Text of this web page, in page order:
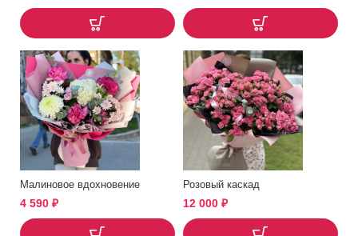
Малиновое вдохновение
4 590 ₽
Розовый каскад
12 000 ₽